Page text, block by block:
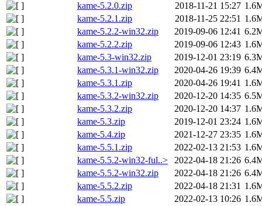
kame-5.2.0.zip
2018-11-21 15:27
kame-5.2.1.zip
2018-11-25 22:51
kame-5.2.2-win32.zip
2019-09-06 12:41
kame-5.2.2.zip
2019-09-06 12:43
kame-5.3-win32.zip
2019-12-01 23:19
kame-5.3.1-win32.zip
2020-04-26 19:39
kame-5.3.1.zip
2020-04-26 19:41
kame-5.3.2-win32.zip
2020-12-20 14:35
kame-5.3.2.zip
2020-12-20 14:37
kame-5.3.zip
2019-12-01 23:24
kame-5.4.zip
2021-12-27 23:35
kame-5.5.1.zip
2022-02-13 21:53
kame-5.5.2-win32-ful..>
2022-04-18 21:26
kame-5.5.2-win32.zip
2022-04-18 21:26
kame-5.5.2.zip
2022-04-18 21:31
kame-5.5.zip
2022-02-13 10:26